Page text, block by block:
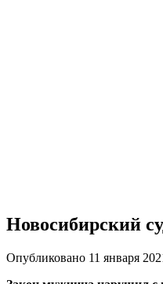
Новосибирский
Опубликовано 11 января